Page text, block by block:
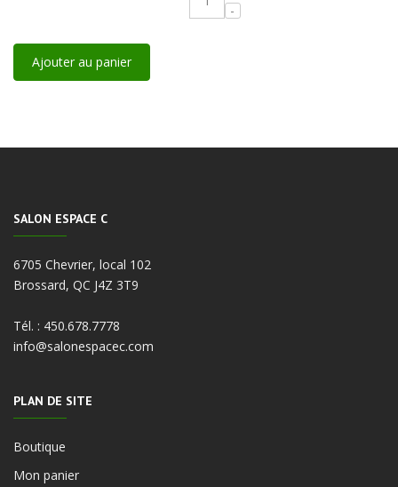
Ajouter au panier
SALON ESPACE C
6705 Chevrier, local 102
Brossard, QC J4Z 3T9
Tél. : 450.678.7778
info@salonespacec.com
PLAN DE SITE
Boutique
Mon panier